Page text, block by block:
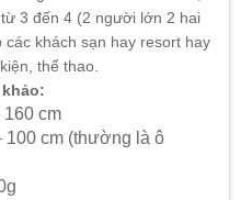
3 đến 4 (2 người lớn 2 hai
khách sạn hay resort hay
thể thao.
cm
100 cm (thường là ô